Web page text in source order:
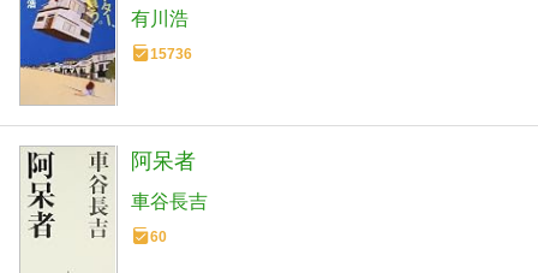
有川浩
15736
阿呆者
車谷長吉
60